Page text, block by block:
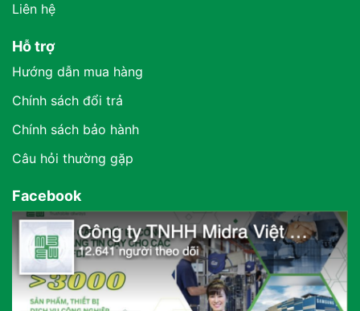
Liên hệ
Hỗ trợ
Hướng dẫn mua hàng
Chính sách đổi trả
Chính sách bảo hành
Câu hỏi thường gặp
Facebook